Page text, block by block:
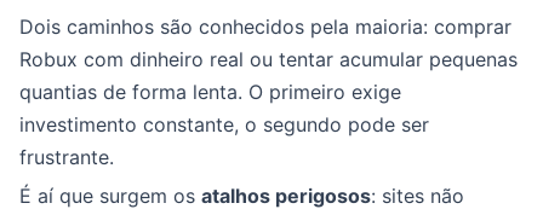
Dois caminhos são conhecidos pela maioria: comprar
Robux com dinheiro real ou tentar acumular pequenas
quantias de forma lenta. O primeiro exige
investimento constante, o segundo pode ser
frustrante.
É aí que surgem os atalhos perigosos: sites não